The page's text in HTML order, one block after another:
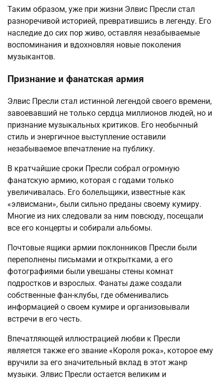
Таким образом, уже при жизни Элвис Пресли стал
разноречивой историей, превратившись в легенду. Его
наследие до сих пор живо, оставляя незабываемые
воспоминания и вдохновляя новые поколения
музыкантов.
Признание и фанатская армия
Элвис Пресли стал истинной легендой своего времени,
завоевавший не только сердца миллионов людей, но и
признание музыкальных критиков. Его необычный
стиль и энергичное выступление оставили
незабываемое впечатление на публику.
В кратчайшие сроки Пресли собрал огромную
фанатскую армию, которая с годами только
увеличивалась. Его болельщики, известные как
«элвисмани», были сильно преданы своему кумиру.
Многие из них следовали за ним повсюду, посещали
все его концерты и собирали альбомы.
Почтовые ящики армии поклонников Пресли были
переполнены письмами и открытками, а его
фотографиями были увешаны стены комнат
подростков и взрослых. Фанаты даже создали
собственные фан-клубы, где обменивались
информацией о своем кумире и организовывали
встречи в его честь.
Впечатляющей иллюстрацией любви к Пресли
является также его звание «Короля рока», которое ему
вручили за его значительный вклад в этот жанр
музыки. Элвис Пресли остается великим и